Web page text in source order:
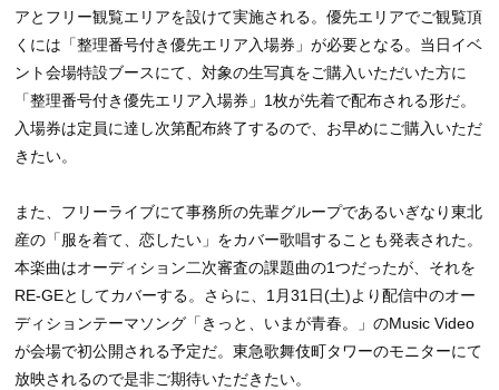
アとフリー観覧エリアを設けて実施される。優先エリアでご観覧頂
くには「整理番号付き優先エリア入場券」が必要となる。当日イベ
ント会場特設ブースにて、対象の生写真をご購入いただいた方に
「整理番号付き優先エリア入場券」1枚が先着で配布される形だ。
入場券は定員に達し次第配布終了するので、お早めにご購入いただ
きたい。
また、フリーライブにて事務所の先輩グループであるいぎなり東北
産の「服を着て、恋したい」をカバー歌唱することも発表された。
本楽曲はオーディション二次審査の課題曲の1つだったが、それを
RE-GEとしてカバーする。さらに、1月31日(土)より配信中のオー
ディションテーマソング「きっと、いまが青春。」のMusic Video
が会場で初公開される予定だ。東急歌舞伎町タワーのモニターにて
放映されるので是非ご期待いただきたい。